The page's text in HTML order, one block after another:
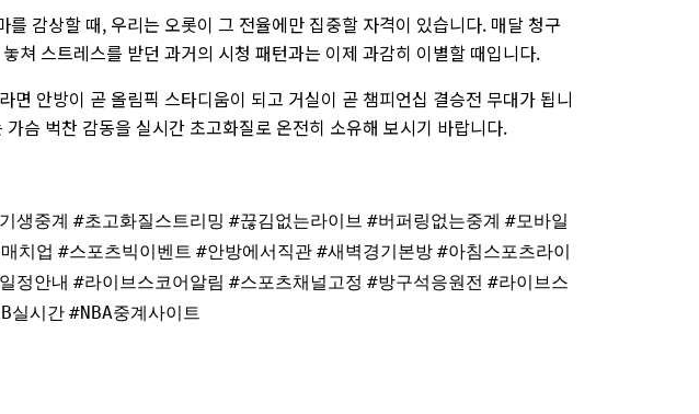
감상할 때, 우리는 오롯이 그 전율에만 집중할 자격이 있습니다. 매달 청구
쳐 스트레스를 받던 과거의 시청 패턴과는 이제 과감히 이별할 때입니다.
안방이 곧 올림픽 스타디움이 되고 거실이 곧 챔피언십 결승전 무대가 됩니
슴 벅찬 감동을 실시간 초고화질로 온전히 소유해 보시기 바랍니다.
생중계 #초고화질스트리밍 #끊김없는라이브 #버퍼링없는중계 #모바일
치업 #스포츠빅이벤트 #안방에서직관 #새벽경기본방 #아침스포츠라이
정안내 #라이브스코어알림 #스포츠채널고정 #방구석응원전 #라이브스
실시간 #NBA중계사이트